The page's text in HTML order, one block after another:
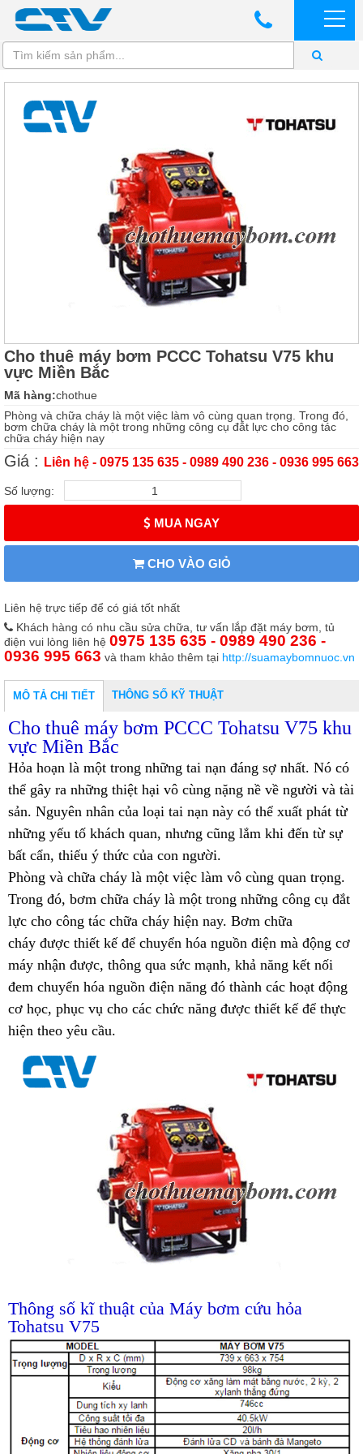
Cho thuê máy bơm PCCC Tohatsu V75 khu
vực Miền Bắc
Mã hàng:chothue
Phòng và chữa cháy là một việc làm vô cùng quan trọng. Trong đó,
bơm chữa cháy là một trong những công cụ đắt lực cho công tác
chữa cháy hiện nay
Giá : Liên hệ - 0975 135 635 - 0989 490 236 - 0936 995 663
Số lượng:
MUA NGAY
CHO VÀO GIỎ
Liên hệ trực tiếp để có giá tốt nhất
Khách hàng có nhu cầu sửa chữa, tư vấn lắp đặt máy bơm, tủ
điện vui lòng liên hệ 0975 135 635 - 0989 490 236 -
0936 995 663 và tham khảo thêm tại http://suamaybomnuoc.vn
MÔ TẢ CHI TIẾT THÔNG SỐ KỸ THUẬT
Cho thuê máy bơm PCCC Tohatsu V75 khu
vực Miền Bắc
Hỏa hoạn là một trong những tai nạn đáng sợ nhất. Nó có
thể gây ra những thiệt hại vô cùng nặng nề về người và tài
sản. Nguyên nhân của loại tai nạn này có thể xuất phát từ
những yếu tố khách quan, nhưng cũng lắm khi đến từ sự
bất cẩn, thiếu ý thức của con người.
Phòng và chữa cháy là một việc làm vô cùng quan trọng.
Trong đó, bơm chữa cháy là một trong những công cụ đắt
lực cho công tác chữa cháy hiện nay. Bơm chữa
cháy được thiết kế để chuyển hóa nguồn điện mà động cơ
máy nhận được, thông qua sức mạnh, khả năng kết nối
đem chuyển hóa nguồn điện năng đó thành các hoạt động
cơ học, phục vụ cho các chức năng được thiết kế để thực
hiện theo yêu cầu.
Thông số kĩ thuật của Máy bơm cứu hỏa
Tohatsu V75